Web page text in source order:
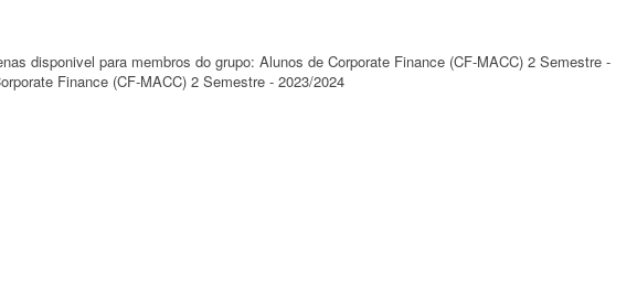
disponivel para membros do grupo: Alunos de Corporate Finance (CF-MACC) 2 Semestre -
Finance (CF-MACC) 2 Semestre - 2023/2024